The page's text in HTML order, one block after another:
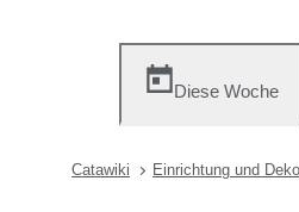
Diese Woche
Catawiki Einrichtung und